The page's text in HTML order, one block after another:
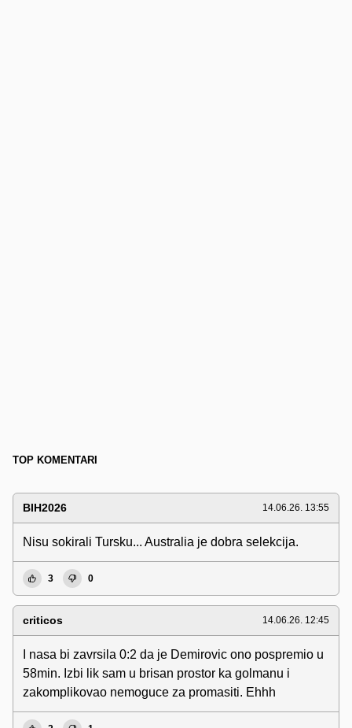
TOP KOMENTARI
BIH2026 14.06.26. 13:55
Nisu sokirali Tursku... Australia je dobra selekcija.
3 0
criticos 14.06.26. 12:45
I nasa bi zavrsila 0:2 da je Demirovic ono pospremio u
58min. Izbi lik sam u brisan prostor ka golmanu i
zakomplikovao nemoguce za promasiti. Ehhh